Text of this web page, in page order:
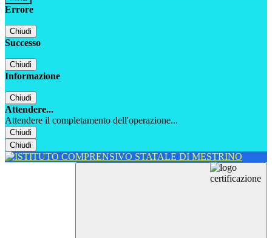
Errore
Chiudi
Successo
Chiudi
Informazione
Chiudi
Attendere...
Attendere il completamento dell'operazione...
Chiudi
Chiudi